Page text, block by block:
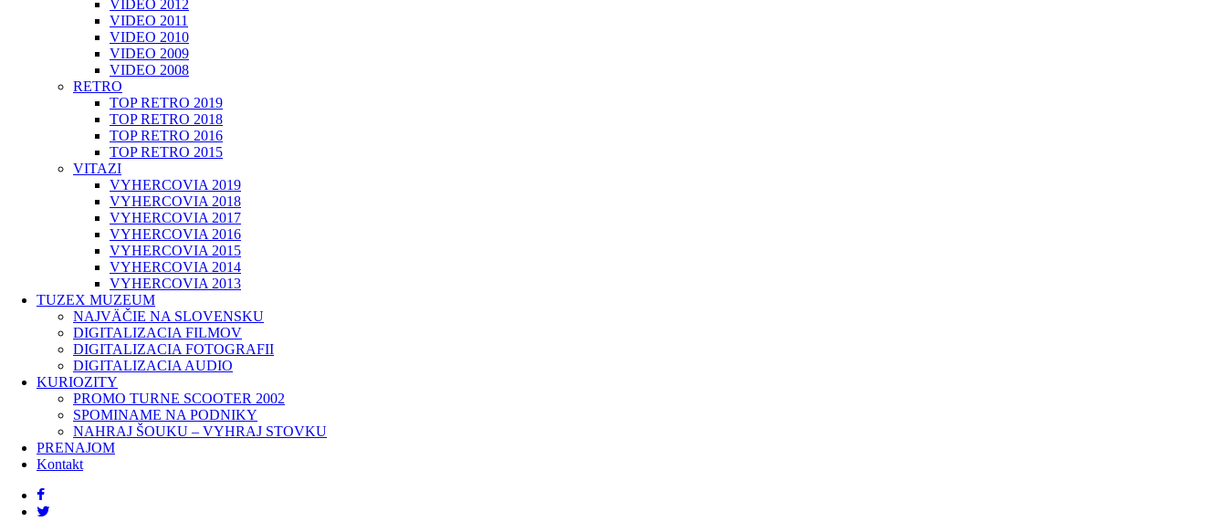
VIDEO 2012
VIDEO 2011
VIDEO 2010
VIDEO 2009
VIDEO 2008
RETRO
TOP RETRO 2019
TOP RETRO 2018
TOP RETRO 2016
TOP RETRO 2015
VITAZI
VYHERCOVIA 2019
VYHERCOVIA 2018
VYHERCOVIA 2017
VYHERCOVIA 2016
VYHERCOVIA 2015
VYHERCOVIA 2014
VYHERCOVIA 2013
TUZEX MUZEUM
NAJVÄČIE NA SLOVENSKU
DIGITALIZACIA FILMOV
DIGITALIZACIA FOTOGRAFII
DIGITALIZACIA AUDIO
KURIOZITY
PROMO TURNE SCOOTER 2002
SPOMINAME NA PODNIKY
NAHRAJ ŠOUKU – VYHRAJ STOVKU
PRENAJOM
Kontakt